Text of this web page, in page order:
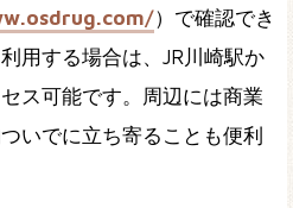
）で確認でき
用する場合は、JR川崎駅か
ス可能です。周辺には商業
いでに立ち寄ることも便利